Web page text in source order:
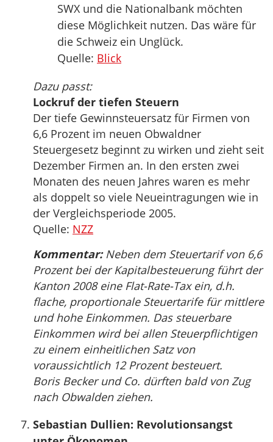
SWX und die Nationalbank möchten
diese Möglichkeit nutzen. Das wäre für
die Schweiz ein Unglück.
Quelle: Blick
Dazu passt:
Lockruf der tiefen Steuern
Der tiefe Gewinnsteuersatz für Firmen von
6,6 Prozent im neuen Obwaldner
Steuergesetz beginnt zu wirken und zieht seit
Dezember Firmen an. In den ersten zwei
Monaten des neuen Jahres waren es mehr
als doppelt so viele Neueintragungen wie in
der Vergleichsperiode 2005.
Quelle: NZZ
Kommentar:Neben dem Steuertarif von 6,6
Prozent bei der Kapitalbesteuerung führt der
Kanton 2008 eine Flat-Rate-Tax ein, d.h.
flache, proportionale Steuertarife für mittlere
und hohe Einkommen. Das steuerbare
Einkommen wird bei allen Steuerpflichtigen
zu einem einheitlichen Satz von
voraussichtlich 12 Prozent besteuert.
Boris Becker und Co. dürften bald von Zug
nach Obwalden ziehen.
Sebastian Dullien: Revolutionsangst